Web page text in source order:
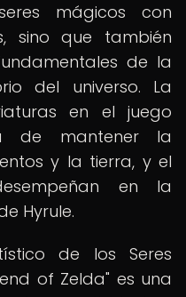
mágicos con
sino que también
de la
del universo. La
en el juego
de mantener la
y la tierra, y el
en la
Hyrule.
de los Seres
of Zelda" es una